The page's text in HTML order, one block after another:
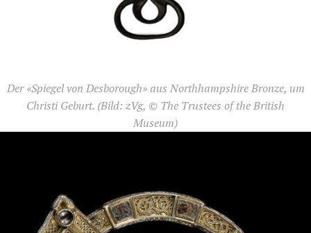
Der «Spiegel von Desborough» aus Northhampshire Bronze, um
Christi Geburt. (Bild: zVg, © The Trustees of the British
Museum)